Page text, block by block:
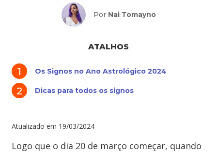
Por Nai Tomayno
ATALHOS
Os Signos no Ano Astrológico 2024
Dicas para todos os signos
Atualizado em 19/03/2024
Logo que o dia 20 de março começar, quando